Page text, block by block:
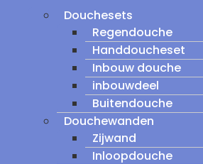
Douchesets
Regendouche
Handdoucheset
Inbouw douche
inbouwdeel
Buitendouche
Douchewanden
Zijwand
Inloopdouche